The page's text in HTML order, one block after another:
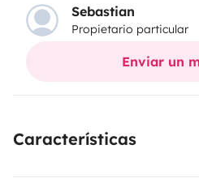
todo lo que necesitas en el
totalmente equipada y el
separada. Todo es luminoso,
Y con más de 550 kg de
Sebastian
Propietario particular
Enviar un
Características